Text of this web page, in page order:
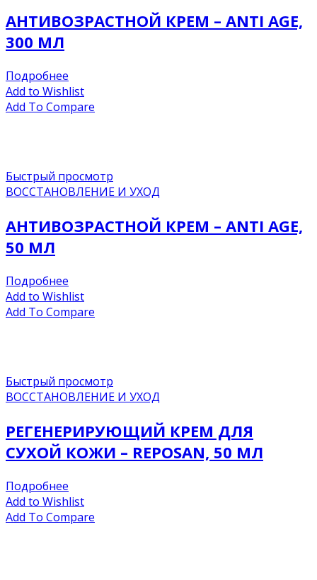
АНТИВОЗРАСТНОЙ КРЕМ – ANTI AGE,
300 МЛ
Подробнее
Add to Wishlist
Add To Compare
Быстрый просмотр
ВОССТАНОВЛЕНИЕ И УХОД
АНТИВОЗРАСТНОЙ КРЕМ – ANTI AGE,
50 МЛ
Подробнее
Add to Wishlist
Add To Compare
Быстрый просмотр
ВОССТАНОВЛЕНИЕ И УХОД
РЕГЕНЕРИРУЮЩИЙ КРЕМ ДЛЯ
СУХОЙ КОЖИ – REPOSAN, 50 МЛ
Подробнее
Add to Wishlist
Add To Compare